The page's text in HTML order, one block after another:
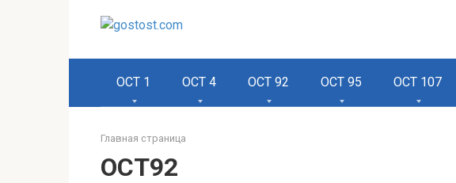
ОСТ 1 ОСТ 4 ОСТ 92 ОСТ 95 ОСТ 107
Главная страница
ОСТ92